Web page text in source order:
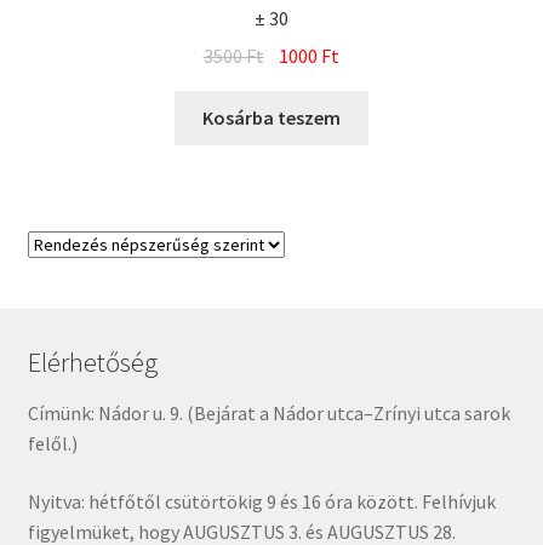
± 30
3500Ft Original
was:
1000 Ft
is:
Kosárba teszem
Elérhetőség
Címünk: Nádor u. 9. (Bejárat a Nádor utca–Zrínyi utca sarok
felől.)
Nyitva: hétfőtől csütörtökig 9 és 16 óra között. Felhívjuk
figyelmüket, hogy AUGUSZTUS 3. és AUGUSZTUS 28.